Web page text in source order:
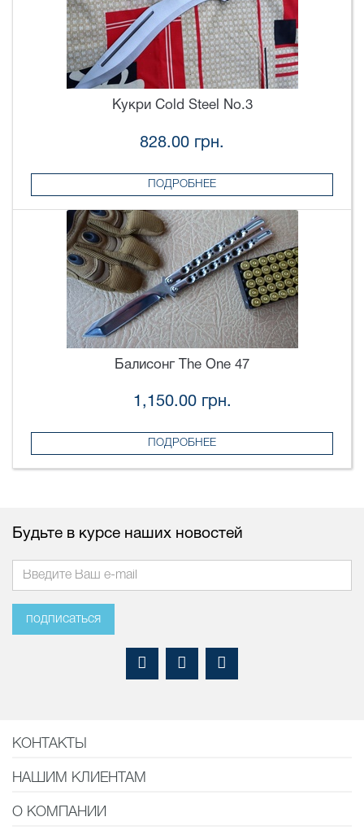
Кукри Cold Steel No.3
828.00 грн.
ПОДРОБНЕЕ
Балисонг The One 47
1,150.00 грн.
ПОДРОБНЕЕ
Будьте в курсе наших новостей
подписаться
КОНТАКТЫ
НАШИМ КЛИЕНТАМ
О КОМПАНИИ